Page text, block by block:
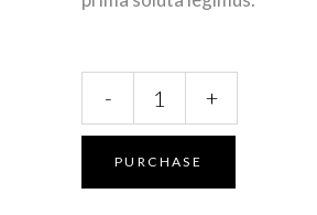
quantity
- +
PURCHASE